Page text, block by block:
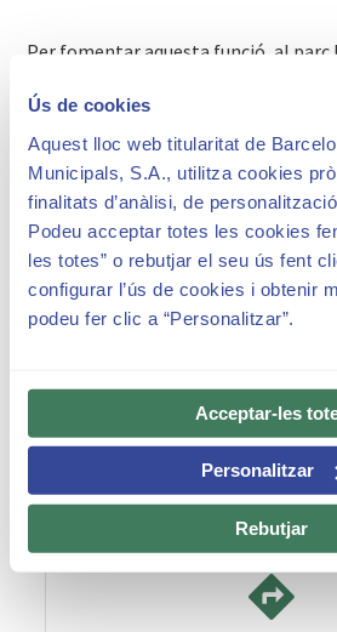
Ús de cookies
Aquest lloc web titularitat de
Municipals, S.A., utilitza cookies
finalitats d’anàlisi, de
Podeu acceptar totes les cookies
les totes” o rebutjar el seu ús fent
configurar l’ús de cookies i obtenir
podeu fer clic a “Personalitzar”.
Acceptar-les
Personalitzar
Rebutjar
Per fomentar aquesta funció, al parc
biodiversitat, on fer-hi activitats a
espais estan equipats amb taules,
jocs que fan més confortable